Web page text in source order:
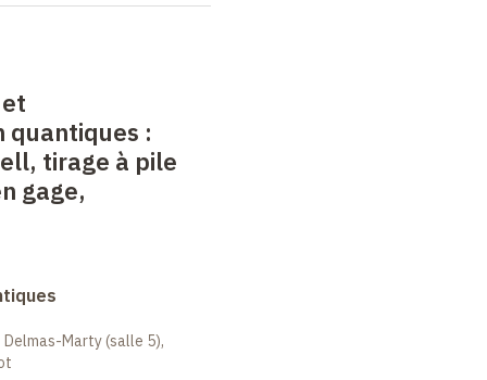
quantiques :
tirage à pile
gage,
Marty (salle 5),